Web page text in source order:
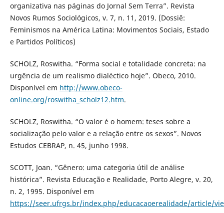
organizativa nas páginas do Jornal Sem Terra”. Revista
Novos Rumos Sociológicos, v. 7, n. 11, 2019. (Dossiê:
Feminismos na América Latina: Movimentos Sociais, Estado
e Partidos Políticos)
SCHOLZ, Roswitha. “Forma social e totalidade concreta: na
urgência de um realismo dialéctico hoje”. Obeco, 2010.
Disponível em http://www.obeco-
online.org/roswitha_scholz12.htm.
SCHOLZ, Roswitha. “O valor é o homem: teses sobre a
socialização pelo valor e a relação entre os sexos”. Novos
Estudos CEBRAP, n. 45, junho 1998.
SCOTT, Joan. “Gênero: uma categoria útil de análise
histórica”. Revista Educação e Realidade, Porto Alegre, v. 20,
n. 2, 1995. Disponível em
https://seer.ufrgs.br/index.php/educacaoerealidade/article/